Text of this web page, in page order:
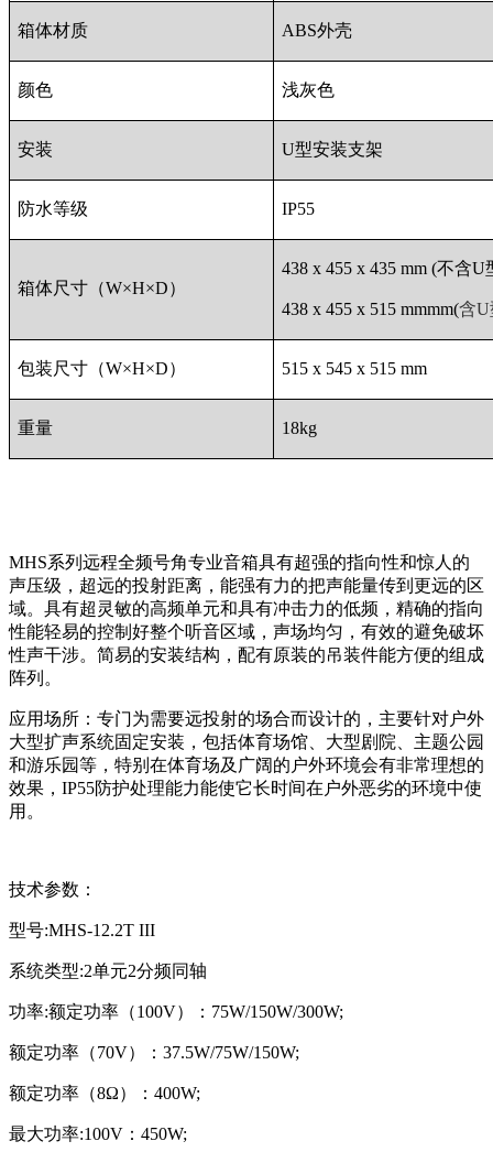
箱体材质 ABS外壳
颜色 浅灰色
安装 U型安装支架
防水等级 IP55
箱体尺寸（W×H×D）
438 x 455 x 435 mm (不含U
438 x 455 x 515 mmmm(含U
包装尺寸（W×H×D） 515 x 545 x 515 mm
重量 18kg
MHS系列远程全频号角专业音箱具有超强的指向性和惊人的
声压级，超远的投射距离，能强有力的把声能量传到更远的区
域。具有超灵敏的高频单元和具有冲击力的低频，精确的指向
性能轻易的控制好整个听音区域，声场均匀，有效的避免破坏
性声干涉。简易的安装结构，配有原装的吊装件能方便的组成
阵列。
应用场所：专门为需要远投射的场合而设计的，主要针对户外
大型扩声系统固定安装，包括体育场馆、大型剧院、主题公园
和游乐园等，特别在体育场及广阔的户外环境会有非常理想的
效果，IP55防护处理能力能使它长时间在户外恶劣的环境中使
用。
技术参数：
型号:MHS-12.2T III
系统类型:2单元2分频同轴
功率:额定功率（100V）：75W/150W/300W;
额定功率（70V）：37.5W/75W/150W;
额定功率（8Ω）：400W;
最大功率:100V：450W;